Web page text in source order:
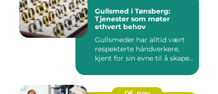
Gullsmed i Tønsberg:
Tjenester som møter
ethvert behov
Gullsmeder har alltid vært
respekterte håndverkere,
kjent for sin evne til å skape...